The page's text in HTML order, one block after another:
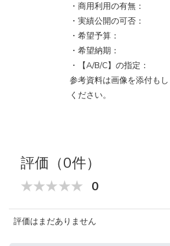
・商用利用の有無：
・実績公開の可否：
・希望予算：
・希望納期：​
・【A/B/C】の指定：
参考資料は画像を添付も
ください。
評価（0件）
0
評価はまだありません